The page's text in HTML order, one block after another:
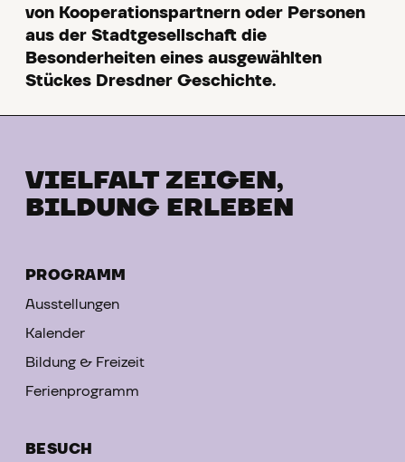
von Kooperationspartnern oder Personen
aus der Stadtgesellschaft die
Besonderheiten eines ausgewählten
Stückes Dresdner Geschichte.
VIELFALT ZEIGEN,
BILDUNG ERLEBEN
PROGRAMM
Ausstellungen
Kalender
Bildung & Freizeit
Ferienprogramm
BESUCH